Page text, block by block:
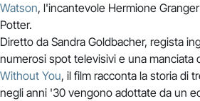
Watson, l'incantevole Hermione
Potter.
Diretto da Sandra Goldbacher, regista
numerosi spot televisivi e una manciata
Without You, il film racconta la storia di
negli anni '30 vengono adottate da un